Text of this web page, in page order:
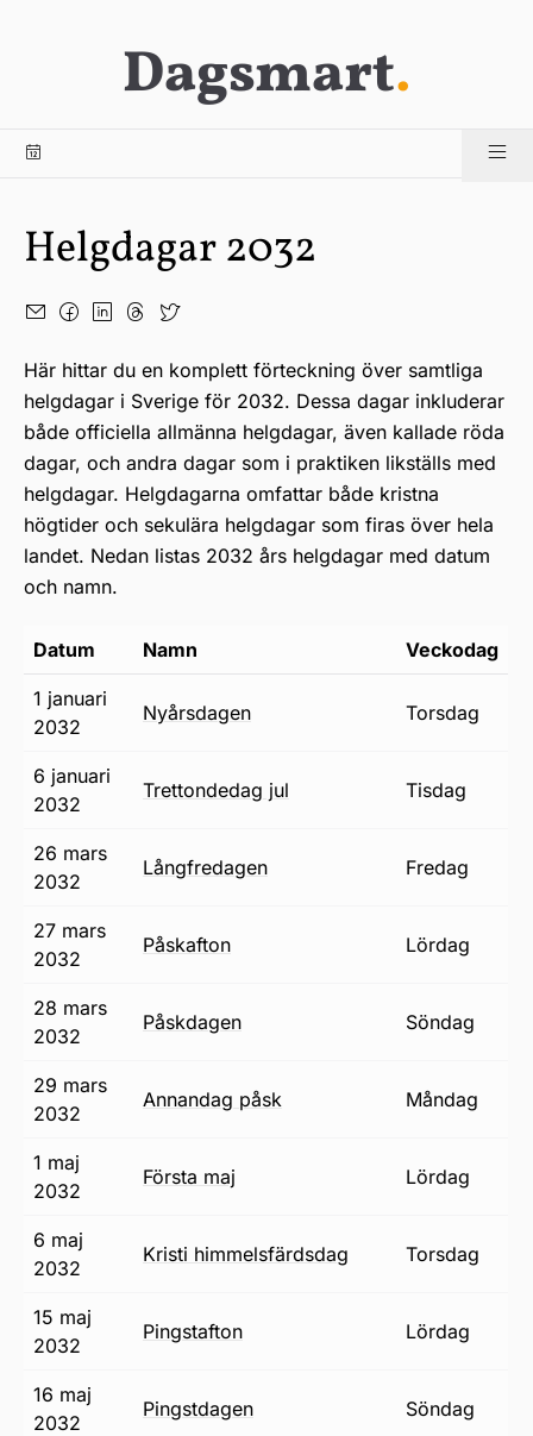
Dagsmart.
Helgdagar 2032
Här hittar du en komplett förteckning över samtliga
helgdagar i Sverige för 2032. Dessa dagar inkluderar
både officiella allmänna helgdagar, även kallade röda
dagar, och andra dagar som i praktiken likställs med
helgdagar. Helgdagarna omfattar både kristna
högtider och sekulära helgdagar som firas över hela
landet. Nedan listas 2032 års helgdagar med datum
och namn.
Datum Namn Veckodag
1 januari
2032
nyårsdagen torsdag
6 januari
2032
trettondedag jul tisdag
26 mars
2032
långfredagen fredag
27 mars
2032
påskafton lördag
28 mars
2032
påskdagen söndag
29 mars
2032
annandag påsk måndag
1 maj
2032
första maj lördag
6 maj
2032
Kristi himmelsfärdsdag torsdag
15 maj
2032
pingstafton lördag
16 maj
2032
pingstdagen söndag